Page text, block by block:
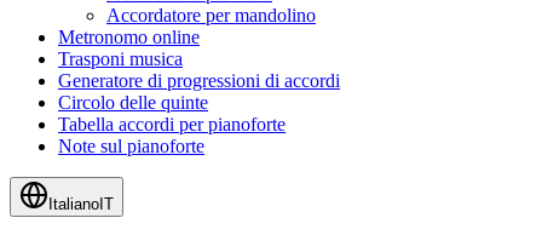
Accordatore per mandolino
Metronomo online
Trasponi musica
Generatore di progressioni di accordi
Circolo delle quinte
Tabella accordi per pianoforte
Note sul pianoforte
Italiano IT